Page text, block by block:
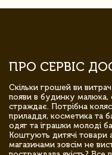
ПРО СЕРВІС
Скільки грошей ви
появи в будинку малюка,
страждає. Потрібна
приладдя, косметика та
одяг та іграшки молоді
Коштують дитячі товари
магазинами зовсім не